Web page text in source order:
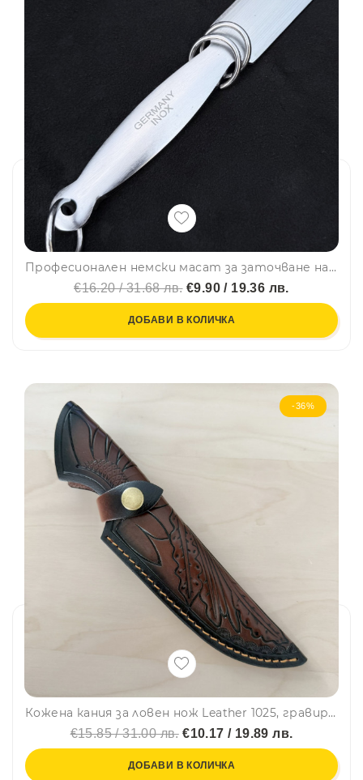
Професионален немски масат за заточване на остриета, плосък, намагнетизиран
€16.20 / 31.68 лв.€9.90 / 19.36 лв.
ДОБАВИ В КОЛИЧКА
-36%
Кожена кания за ловен нож Leather 1025, гравирана, шита, телешка кожа
€15.85 / 31.00 лв.€10.17 / 19.89 лв.
ДОБАВИ В КОЛИЧКА